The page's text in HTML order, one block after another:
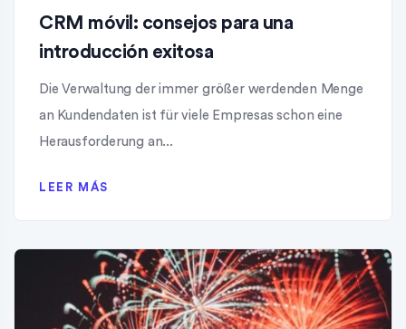
CRM móvil: consejos para una
introducción exitosa
Die Verwaltung der immer größer werdenden Menge
an Kundendaten ist für viele Empresas schon eine
Herausforderung an...
LEER MÁS